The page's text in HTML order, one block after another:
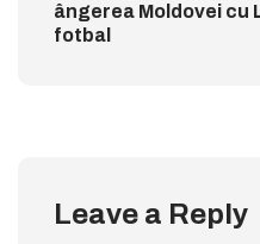
ângerea Moldovei cu
fotbal
Leave a Reply